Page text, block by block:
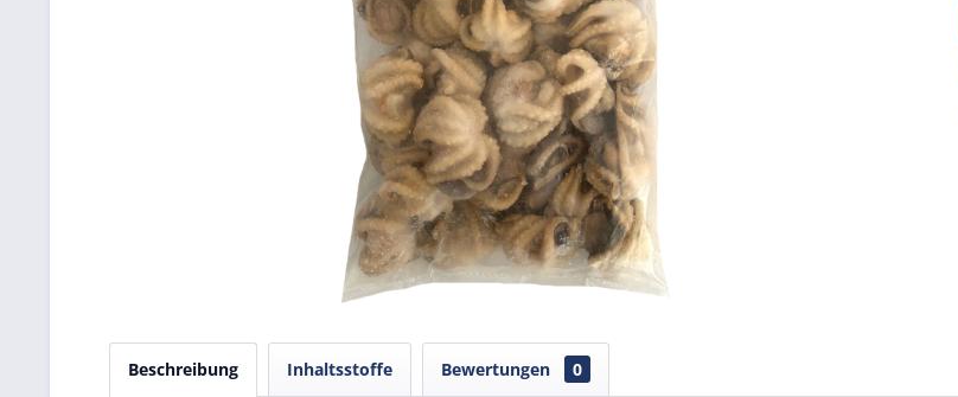
Beschreibung Inhaltsstoffe Bewertungen 0